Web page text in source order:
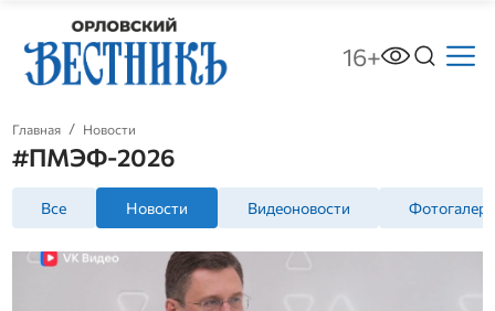
16+
Главная Новости
#ПМЭФ-2026
Все Новости Видеоновости